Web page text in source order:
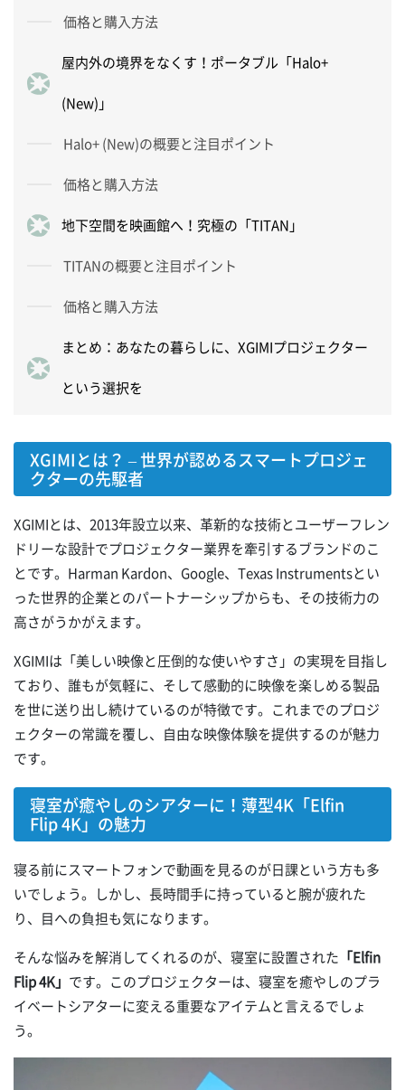
価格と購入方法
屋内外の境界をなくす！ポータブル「Halo+
(New)」
Halo+ (New)の概要と注目ポイント
価格と購入方法
地下空間を映画館へ！究極の「TITAN」
TITANの概要と注目ポイント
価格と購入方法
まとめ：あなたの暮らしに、XGIMIプロジェクター
という選択を
XGIMIとは？ – 世界が認めるスマートプロジェ
クターの先駆者
XGIMIとは、2013年設立以来、革新的な技術とユーザーフレン
ドリーな設計でプロジェクター業界を牽引するブランドのこ
とです。Harman Kardon、Google、Texas Instrumentsとい
った世界的企業とのパートナーシップからも、その技術力の
高さがうかがえます。
XGIMIは「美しい映像と圧倒的な使いやすさ」の実現を目指し
ており、誰もが気軽に、そして感動的に映像を楽しめる製品
を世に送り出し続けているのが特徴です。これまでのプロジ
ェクターの常識を覆し、自由な映像体験を提供するのが魅力
です。
寝室が癒やしのシアターに！薄型4K「Elfin
Flip 4K」の魅力
寝る前にスマートフォンで動画を見るのが日課という方も多
いでしょう。しかし、長時間手に持っていると腕が疲れた
り、目への負担も気になります。
そんな悩みを解消してくれるのが、寝室に設置された 「Elfin
Flip 4K」 です。このプロジェクターは、寝室を癒やしのプラ
イベートシアターに変える重要なアイテムと言えるでしょ
う。